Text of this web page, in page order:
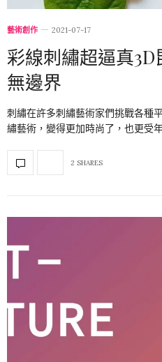
藝術創作 2021-07-17
彩線刺繡超逼真
無邊界
刺繡在許多刺繡藝術家們挑戰各種
繡藝術，變得更加時尚了，也更受
2 SHARES